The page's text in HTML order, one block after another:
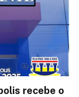
recebe o